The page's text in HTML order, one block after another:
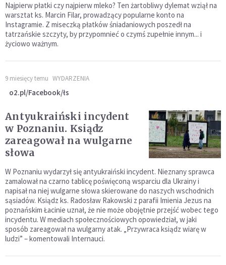
Najpierw płatki czy najpierw mleko? Ten żartobliwy dylemat wziął na
warsztat ks. Marcin Filar, prowadzący popularne konto na
Instagramie. Z miseczką płatków śniadaniowych poszedł na
tatrzańskie szczyty, by przypomnieć o czymś zupełnie innym... i
życiowo ważnym.
9 miesięcy temu WYDARZENIA
o2.pl/Facebook/łs
Antyukraiński incydent
w Poznaniu. Ksiądz
zareagował na wulgarne
słowa
W Poznaniu wydarzył się antyukraiński incydent. Nieznany sprawca
zamalował na czarno tablicę poświęconą wsparciu dla Ukrainy i
napisał na niej wulgarne słowa skierowane do naszych wschodnich
sąsiadów. Ksiądz ks. Radosław Rakowski z parafii Imienia Jezus na
poznańskim Łacinie uznał, że nie może obojętnie przejść wobec tego
incydentu. W mediach społecznościowych opowiedział, w jaki
sposób zareagował na wulgarny atak. „Przywraca ksiądz wiarę w
ludzi” – komentowali Internauci.